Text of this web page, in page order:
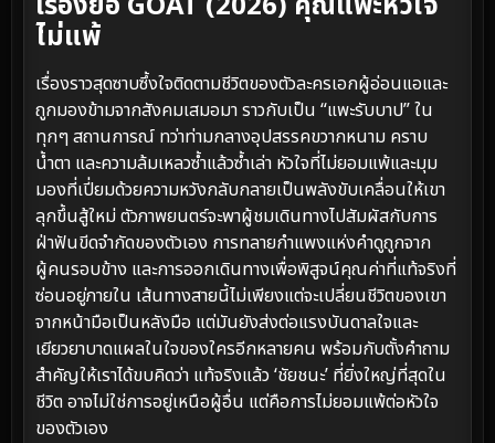
ไม่แพ้
เรื่องราวสุดซาบซึ้งใจติดตามชีวิตของตัวละครเอกผู้อ่อนแอและ
ถูกมองข้ามจากสังคมเสมอมา ราวกับเป็น “แพะรับบาป” ใน
ทุกๆ สถานการณ์ ทว่าท่ามกลางอุปสรรคขวากหนาม คราบ
น้ำตา และความล้มเหลวซ้ำแล้วซ้ำเล่า หัวใจที่ไม่ยอมแพ้และมุม
มองที่เปี่ยมด้วยความหวังกลับกลายเป็นพลังขับเคลื่อนให้เขา
ลุกขึ้นสู้ใหม่ ตัวภาพยนตร์จะพาผู้ชมเดินทางไปสัมผัสกับการ
ฝ่าฟันขีดจำกัดของตัวเอง การทลายกำแพงแห่งคำดูถูกจาก
ผู้คนรอบข้าง และการออกเดินทางเพื่อพิสูจน์คุณค่าที่แท้จริงที่
ซ่อนอยู่ภายใน เส้นทางสายนี้ไม่เพียงแต่จะเปลี่ยนชีวิตของเขา
จากหน้ามือเป็นหลังมือ แต่มันยังส่งต่อแรงบันดาลใจและ
เยียวยาบาดแผลในใจของใครอีกหลายคน พร้อมกับตั้งคำถาม
สำคัญให้เราได้ขบคิดว่า แท้จริงแล้ว ‘ชัยชนะ’ ที่ยิ่งใหญ่ที่สุดใน
ชีวิต อาจไม่ใช่การอยู่เหนือผู้อื่น แต่คือการไม่ยอมแพ้ต่อหัวใจ
ของตัวเอง